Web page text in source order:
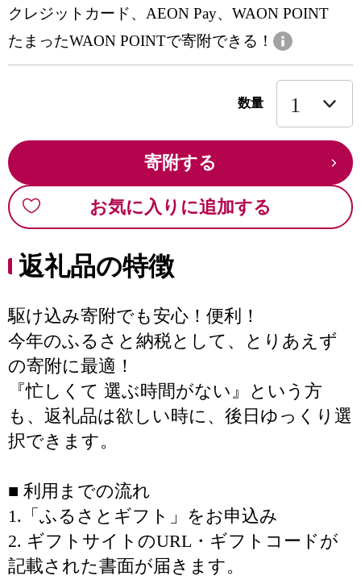
クレジットカード、AEON Pay、WAON POINT
たまったWAON POINTで寄附できる！
数量
寄附する
お気に入りに追加する
返礼品の特徴
駆け込み寄附でも安心！便利！
今年のふるさと納税として、とりあえず
の寄附に最適！
『忙しくて 選ぶ時間がない』という方
も、返礼品は欲しい時に、後日ゆっくり選
択できます。
■ 利用までの流れ
1.「ふるさとギフト」をお申込み
2. ギフトサイトのURL・ギフトコードが
記載された書面が届きます。